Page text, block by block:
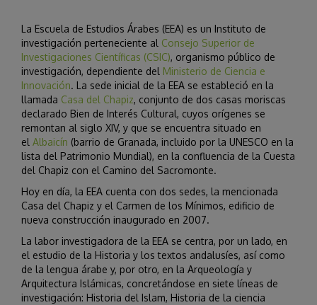
La Escuela de Estudios Árabes (EEA) es un Instituto de
investigación perteneciente al Consejo Superior de
Investigaciones Científicas (CSIC), organismo público de
investigación, dependiente del Ministerio de Ciencia e
Innovación. La sede inicial de la EEA se estableció en la
llamada Casa del Chapiz, conjunto de dos casas moriscas
declarado Bien de Interés Cultural, cuyos orígenes se
remontan al siglo XIV, y que se encuentra situado en
el Albaicín (barrio de Granada, incluido por la UNESCO en la
lista del Patrimonio Mundial), en la confluencia de la Cuesta
del Chapiz con el Camino del Sacromonte.
Hoy en día, la EEA cuenta con dos sedes, la mencionada
Casa del Chapiz y el Carmen de los Mínimos, edificio de
nueva construcción inaugurado en 2007.
La labor investigadora de la EEA se centra, por un lado, en
el estudio de la Historia y los textos andalusíes, así como
de la lengua árabe y, por otro, en la Arqueología y
Arquitectura Islámicas, concretándose en siete líneas de
investigación: Historia del Islam, Historia de la ciencia